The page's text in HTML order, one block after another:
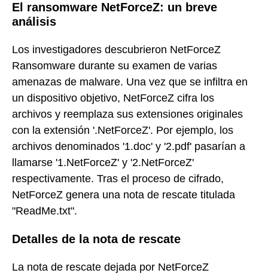
El ransomware NetForceZ: un breve
análisis
Los investigadores descubrieron NetForceZ
Ransomware durante su examen de varias
amenazas de malware. Una vez que se infiltra en
un dispositivo objetivo, NetForceZ cifra los
archivos y reemplaza sus extensiones originales
con la extensión '.NetForceZ'. Por ejemplo, los
archivos denominados '1.doc' y '2.pdf' pasarían a
llamarse '1.NetForceZ' y '2.NetForceZ'
respectivamente. Tras el proceso de cifrado,
NetForceZ genera una nota de rescate titulada
"ReadMe.txt".
Detalles de la nota de rescate
La nota de rescate dejada por NetForceZ